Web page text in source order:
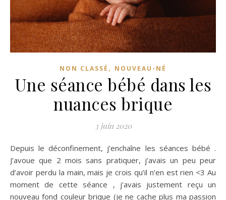
NON CLASSÉ , NOUVEAU-NÉ
Une séance bébé dans les
nuances brique
3 juin 2020
Depuis le déconfinement, j’enchaîne les séances bébé .
J’avoue que 2 mois sans pratiquer, j’avais un peu peur
d’avoir perdu la main, mais je crois qu’il n’en est rien <3 Au
moment de cette séance , j’avais justement reçu un
nouveau fond couleur brique (je ne cache plus ma passion